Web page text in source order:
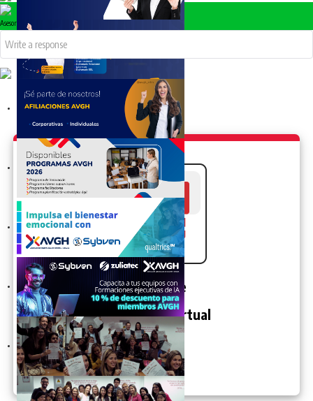
ENCUESTA NACIONAL DE SALARIOS DISPONIBLE A LA
VENTA
DIPLOMADOS AVGH: RRHH, ATRACCIÓN Y SELECCIÓN,
COMPENSACIÓN 2024
AFILIACIÓN AVGH 2024
INNOVACIÓN RRHH, FACILITADORES
Sin costo, medición especializada Impulsa el bienestar
emocional con AVGH, Sybven y Qualtrics
IA para Gerenciar. Gobernanza IA
Diplomado de Gerencia Estratégica de Compensación
Asesor
Centro de
Formación Virtual